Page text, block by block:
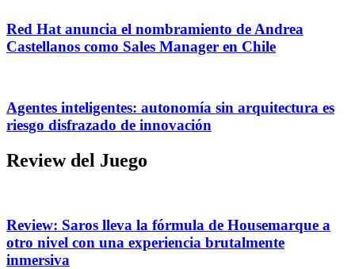
Red Hat anuncia el nombramiento de Andrea
Castellanos como Sales Manager en Chile
Agentes inteligentes: autonomía sin arquitectura es
riesgo disfrazado de innovación
Review del Juego
Review: Saros lleva la fórmula de Housemarque a
otro nivel con una experiencia brutalmente
inmersiva